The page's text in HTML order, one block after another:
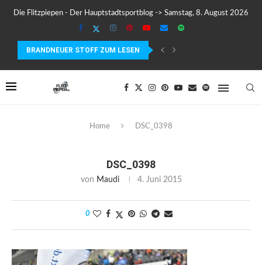
Die Flitzpiepen - Der Hauptstadtsportblog -> Samstag, 8. August 2026
BRANDNEUER STOFF ZUM LESEN
COROS PACE 4 IM TEST – LEICHT, SCHNELL...
Home DSC_0398
DSC_0398
von Maudi 4. Juni 2015
0